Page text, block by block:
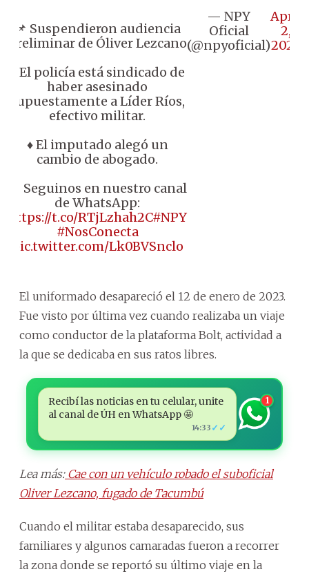
📌 Suspendieron audiencia
preliminar de Óliver Lezcano
♦️ El policía está sindicado de
haber asesinado
supuestamente a Líder Ríos,
efectivo militar.
♦️ El imputado alegó un
cambio de abogado.
📱 Seguinos en nuestro canal
de WhatsApp:
https://t.co/RTjLzhah2C#NPY
#NosConecta
pic.twitter.com/Lk0BVSnclo
— NPY
Oficial
(@npyoficial)
April
2,
2024
El uniformado desapareció el 12 de enero de 2023.
Fue visto por última vez cuando realizaba un viaje
como conductor de la plataforma Bolt, actividad a
la que se dedicaba en sus ratos libres.
Recibí las noticias en tu celular, unite
al canal de ÚH en WhatsApp 🤩
14:33 ✓✓
1
Lea más:Cae con un vehículo robado el suboficial
Oliver Lezcano, fugado de Tacumbú
Cuando el militar estaba desaparecido, sus
familiares y algunos camaradas fueron a recorrer
la zona donde se reportó su último viaje en la